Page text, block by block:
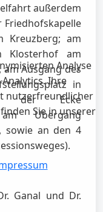
außerdem
Friedhofskapelle
Kreuzberg; am
Klosterhof am
am Ausgang des
in
der Ecke
am Übergang
sowie an den 4
Ganal und Dr.
Analyse
Ihre
nutzerfreundlicher
Sie in unserer